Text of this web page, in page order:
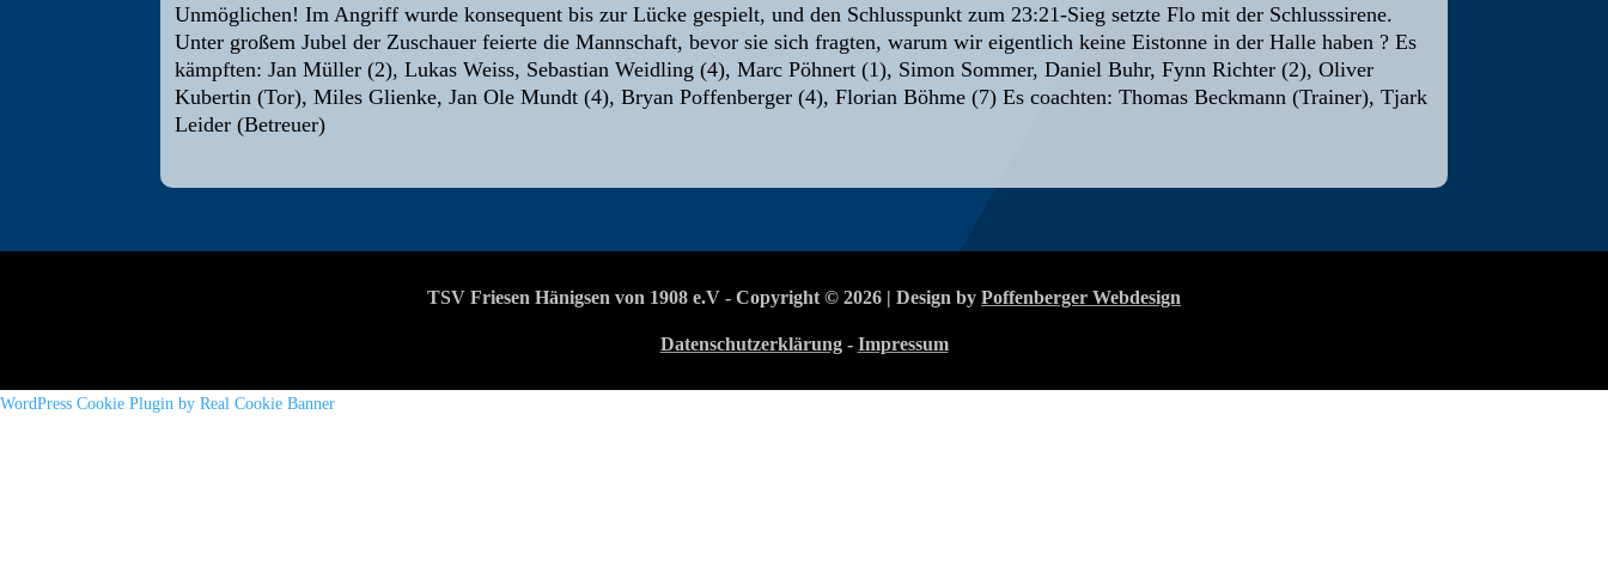
Unmöglichen! Im Angriff wurde konsequent bis zur Lücke gespielt, und den Schlusspunkt zum 23:21-Sieg setzte Flo mit der Schlusssirene.
Unter großem Jubel der Zuschauer feierte die Mannschaft, bevor sie sich fragten, warum wir eigentlich keine Eistonne in der Halle haben ? Es
kämpften: Jan Müller (2), Lukas Weiss, Sebastian Weidling (4), Marc Pöhnert (1), Simon Sommer, Daniel Buhr, Fynn Richter (2), Oliver
Kubertin (Tor), Miles Glienke, Jan Ole Mundt (4), Bryan Poffenberger (4), Florian Böhme (7) Es coachten: Thomas Beckmann (Trainer), Tjark
Leider (Betreuer)
TSV Friesen Hänigsen von 1908 e.V - Copyright © 2026 | Design by Poffenberger Webdesign
Datenschutzerklärung- Impressum
WordPress Cookie Plugin by Real Cookie Banner